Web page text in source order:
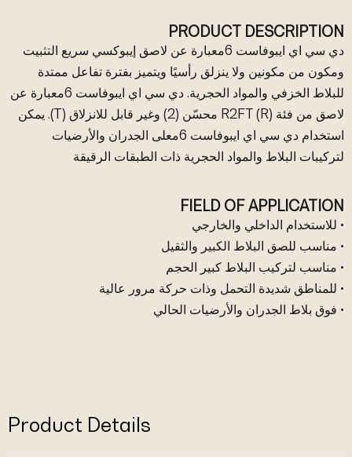
PRODUCT DESCRIPTION
دي سي اي ايبوفاست 6معبارة عن لاصق إيبوكسي سريع التثبيت
ومكون من مكونين ولا ينزلق رأسيًا ويتميز بفترة تفاعل ممتدة
للبلاط الخزفي والمواد الحجرية. دي سي اي ايبوفاست 6معبارة عن
لاصق من فئة R2FT (R) محسّن (2) وغير قابل للانزلاق (T). يمكن
استخدام دي سي اي ايبوفاست 6معلى الجدران والأرضيات
لتركيبات البلاط والمواد الحجرية ذات الطبقات الرقيقة
FIELD OF APPLICATION
• للاستخدام الداخلي والخارجي
• مناسب للصق البلاط الكبير والثقيل
• مناسب لتركيب البلاط كبير الحجم
• للمناطق شديدة التحمل وذات حركة مرور عالية
• فوق بلاط الجدران والأرضيات الحالي
Product Details